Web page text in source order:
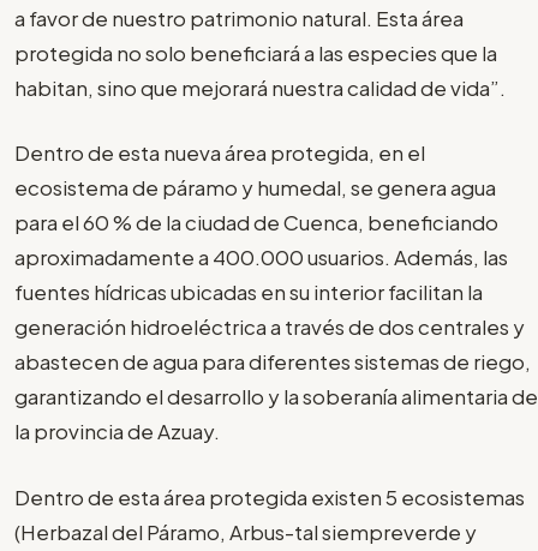
a favor de nuestro patrimonio natural. Esta área
protegida no solo beneficiará a las especies que la
habitan, sino que mejorará nuestra calidad de vida”.
Dentro de esta nueva área protegida, en el
ecosistema de páramo y humedal, se genera agua
para el 60 % de la ciudad de Cuenca, beneficiando
aproximadamente a 400.000 usuarios. Además, las
fuentes hídricas ubicadas en su interior facilitan la
generación hidroeléctrica a través de dos centrales y
abastecen de agua para diferentes sistemas de riego,
garantizando el desarrollo y la soberanía alimentaria de
la provincia de Azuay.
Dentro de esta área protegida existen 5 ecosistemas
(Herbazal del Páramo, Arbus-tal siempreverde y